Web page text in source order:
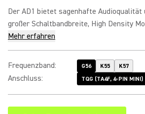
Der AD1 bietet sagenhafte
großer Schaltbandbreite, High Density
Mehr erfahren
Frequenzband: G56 K55 K57
Anschluss: TQG (TA4F, 4-PIN MINI)